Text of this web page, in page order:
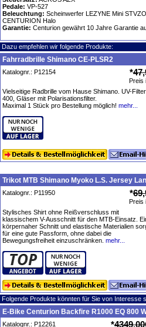
Pedale: VP-527
Beleuchtung: Scheinwerfer LEZYNE Mini
CENTURION Halo
Garantie: Centurion gewährt 10 Jahre Garantie
Dazu empfehlen wir folgende Produkte:
Fahrradbrille Shimano CE-PLSR2
Katalognr.: P12154 *
Preis
Vielseitige Radbrille vom Hause Shimano. UV-Filter
400, Gläser mit Polarisationsfilter.
Maximal 1 Stück pro Bestellung möglich! mehr...
Trikot MTB Shimano Myoko L.S. Jersey
Katalognr.: P11950 *
Preis
Stylisches Shirt ohne Reißverschluss mit
klassischem V-Ausschnitt für den MTB-Einsatz.
körpernaher Schnitt und elastische Materialien
für eine gute Passform, ohne dabei die
Bewegungsfreiheit einzuschränken. mehr...
Folgende Produkte könnten für Sie von Interesse
E-Bike Centurion Backfire R1000 EQ 800
Katalognr.: P12261 *